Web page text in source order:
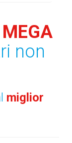
non
miglior